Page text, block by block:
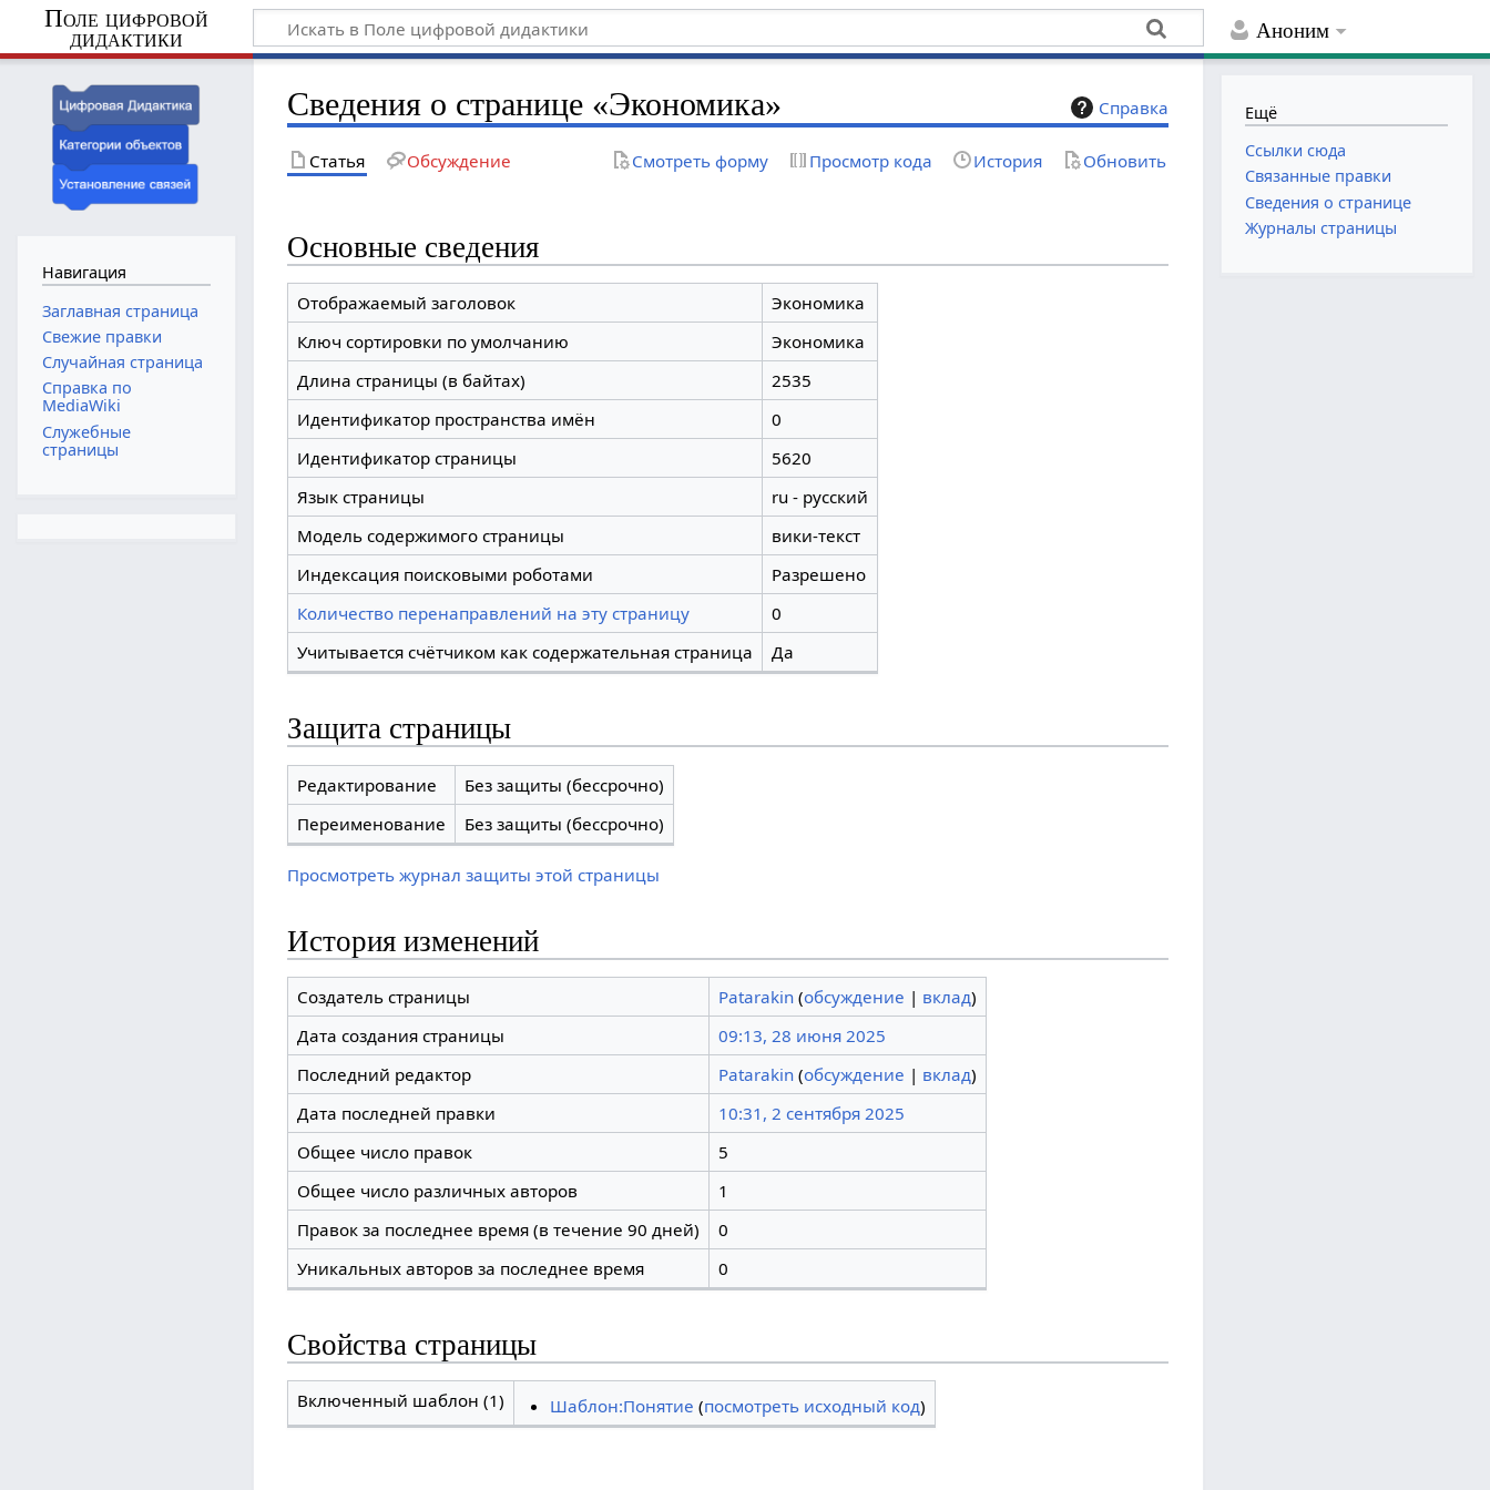
Аноним
Поле цифровой
дидактики
Справка
Сведения о странице «Экономика»
Статья Обсуждение Смотреть форму Просмотр кода История Обновить
Основные сведения
Отображаемый заголовок
Экономика
Ключ сортировки по умолчанию
Экономика
Длина страницы (в байтах)
2535
Идентификатор пространства имён
0
Идентификатор страницы
5620
Язык страницы
ru - русский
Модель содержимого страницы
вики-текст
Индексация поисковыми роботами
Разрешено
Количество перенаправлений на эту страницу
0
Учитывается счётчиком как содержательная страница
Да
Защита страницы
Редактирование
Без защиты (бессрочно)
Переименование
Без защиты (бессрочно)
Просмотреть журнал защиты этой страницы
История изменений
Создатель страницы Patarakin (обсуждение | вклад)
Дата создания страницы
09:13, 28 июня 2025
Последний редактор
Patarakin (обсуждение | вклад)
Дата последней правки
10:31, 2 сентября 2025
Общее число правок
5
Общее число различных авторов
1
Правок за последнее время (в течение 90 дней)
0
Уникальных авторов за последнее время
0
Свойства страницы
Включенный шаблон (1) Шаблон:Понятие (посмотреть исходный код)
Навигация
Заглавная страница
Свежие правки
Случайная страница
Справка по
MediaWiki
Служебные
страницы
Ещё
Ссылки сюда
Связанные правки
Сведения о странице
Журналы страницы